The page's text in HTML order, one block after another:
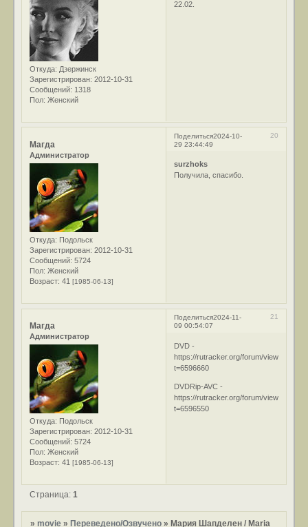
Откуда: Дзержинск
Зарегистрирован: 2012-10-31
Сообщений: 1318
Пол: Женский
22.02.
Поделиться 20
2024-10-
29 23:44:49
Магда
Администратор
Откуда: Подольск
Зарегистрирован: 2012-10-31
Сообщений: 5724
Пол: Женский
Возраст: 41[1985-06-13]
surzhoks
Получила, спасибо.
Поделиться 21
2024-11-
09 00:54:07
Магда
Администратор
Откуда: Подольск
Зарегистрирован: 2012-10-31
Сообщений: 5724
Пол: Женский
Возраст: 41[1985-06-13]
DVD -
https://rutracker.org/forum/
t=6596660
DVDRip-AVC -
https://rutracker.org/forum/
t=6596550
Страница:1
»movie » Переведено/Озвучено » Мария Шапделен / Maria